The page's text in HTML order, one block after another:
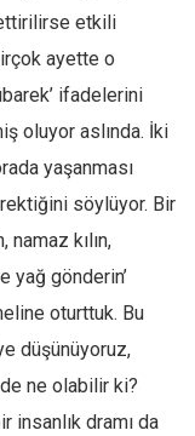
etkili
ayette o
ifadelerini
oluyor aslında. İki
yaşanması
söylüyor. Bir
kılın,
yağ gönderin’
oturttuk. Bu
düşünüyoruz,
ne olabilir ki?
insanlık dramı da